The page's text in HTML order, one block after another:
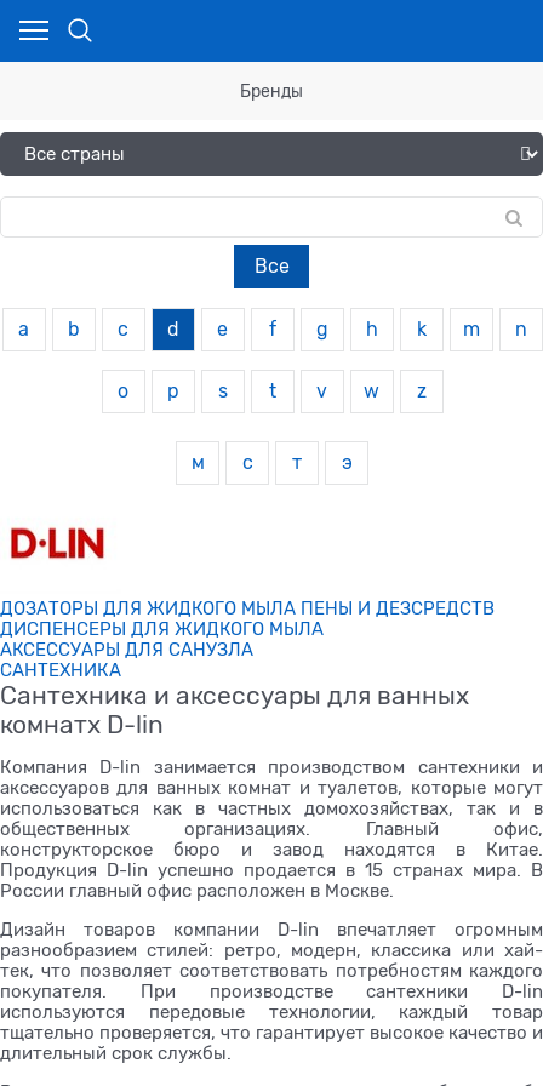
Бренды
Все
a b c d e f g h k m n
o p s t v w z
м с т э
ДОЗАТОРЫ ДЛЯ ЖИДКОГО МЫЛА ПЕНЫ И ДЕЗСРЕДСТВ
ДИСПЕНСЕРЫ ДЛЯ ЖИДКОГО МЫЛА
АКСЕССУАРЫ ДЛЯ САНУЗЛА
САНТЕХНИКА
Сантехника и аксессуары для ванных
комнатх D-lin
Компания D-lin занимается производством сантехники и
аксессуаров для ванных комнат и туалетов, которые могут
использоваться как в частных домохозяйствах, так и в
общественных организациях. Главный офис,
конструкторское бюро и завод находятся в Китае.
Продукция D-lin успешно продается в 15 странах мира. В
России главный офис расположен в Москве.
Дизайн товаров компании D-lin впечатляет огромным
разнообразием стилей: ретро, модерн, классика или хай-
тек, что позволяет соответствовать потребностям каждого
покупателя. При производстве сантехники D-lin
используются передовые технологии, каждый товар
тщательно проверяется, что гарантирует высокое качество и
длительный срок службы.